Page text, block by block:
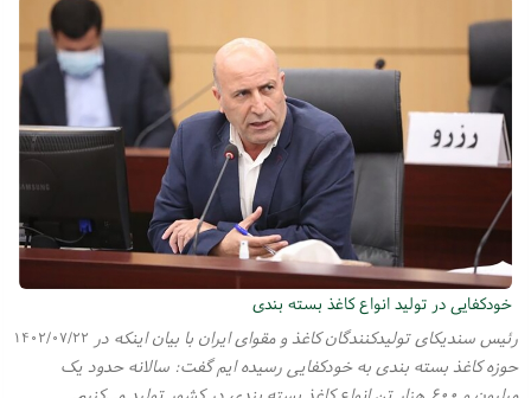
خودکفایی در تولید انواع کاغذ بسته بندی
۱۴۰۲/۰۷/۲۲ رئیس سندیکای تولیدکنندگان کاغذ و مقوای ایران با بیان اینکه در
حوزه کاغذ بسته بندی به خودکفایی رسیده ایم گفت: سالانه حدود یک